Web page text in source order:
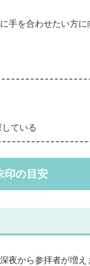
手を合わせたい方に
ている
印の目安
夜から参拝者が増え